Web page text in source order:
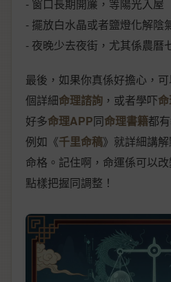
- 窗口長期開簾，等陽光入屋
- 擺放白水晶或者鹽燈化解陰
- 夜晚少去夜街，尤其係農曆
最後，如果你真係好擔心，
個詳細命理諮詢 ，或者學吓
好多命理APP同命理書籍都
例如《千里命稿》就詳細講
命格。記住啊，命運係可以
點樣把握同調整！